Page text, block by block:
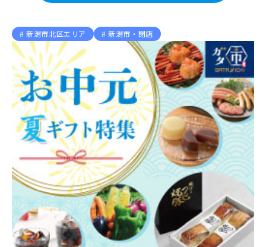
新潟市北区エリア 新潟市・閉店